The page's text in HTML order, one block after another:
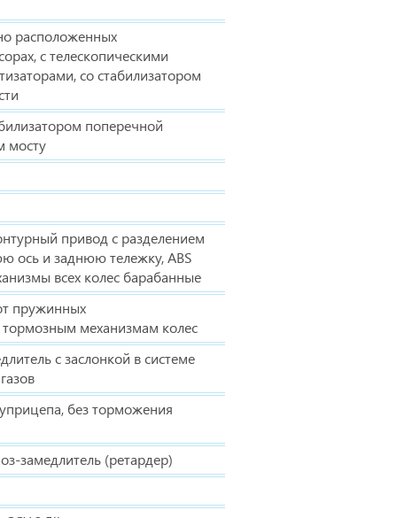
расположенных
с телескопическими
со стабилизатором
поперечной
мосту
привод с разделением
ось и заднюю тележку, ABS
всех колес барабанные
пружинных
тормозным механизмам колес
с заслонкой в системе
без торможения
замедлитель (ретардер)